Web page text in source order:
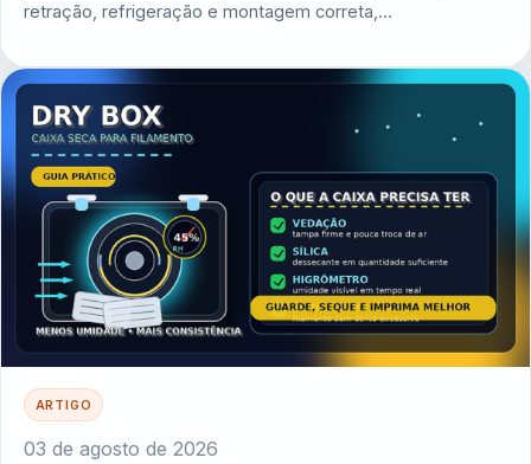
retração, refrigeração e montagem correta,…
ARTIGO
03 de agosto de 2026